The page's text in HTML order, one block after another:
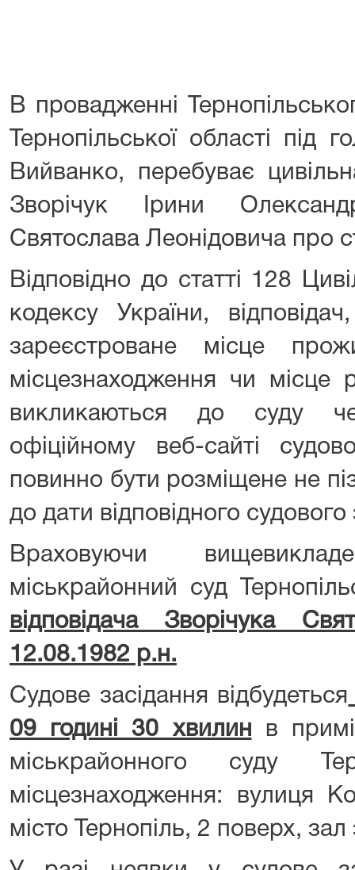
В провадженні
Тернопільської області під
Вийванко, перебуває
Зворічук Ірини
Святослава Леонідовича про
Відповідно до статті 128
кодексу України,
зареєстроване місце
місцезнаходження чи місце
викликаються до суду
офіційному веб-сайті
повинно бути розміщене не
до дати відповідного судового
Враховуючи
міськрайонний суд
відповідача Зворічука
12.08.1982 р.н.
Судове засідання відбудеться
09 годині 30 хвилин
в
міськрайонного суду
місцезнаходження: вулиця
місто Тернопіль, 2 поверх,